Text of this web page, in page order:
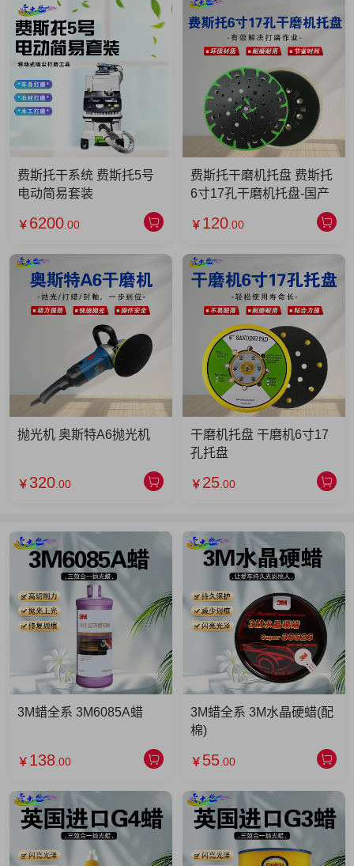
费斯托干系统 费斯托5号
电动简易套装
￥ 6200 .00
费斯托干磨机托盘 费斯托
6寸17孔干磨机托盘-国产
￥ 120 .00
抛光机 奥斯特A6抛光机
￥ 320 .00
干磨机托盘 干磨机6寸17
孔托盘
￥ 25 .00
3M蜡全系 3M6085A蜡
￥ 138 .00
3M蜡全系 3M水晶硬蜡(配
棉)
￥ 55 .00